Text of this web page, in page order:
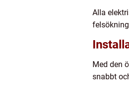
Alla
Med den
snabbt